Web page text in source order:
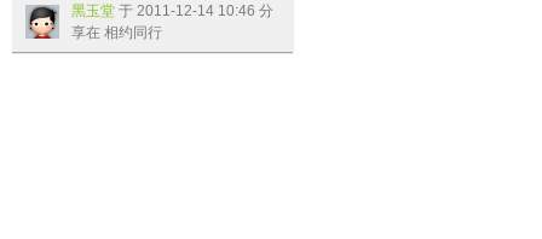
黑玉堂于 2011-12-14 10:46 分
享在 相约同行